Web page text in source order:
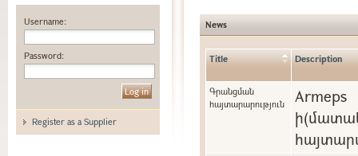
Username:
Password:
Register as a Supplier
News
Title Description
Գրանցման
հայտարարություն